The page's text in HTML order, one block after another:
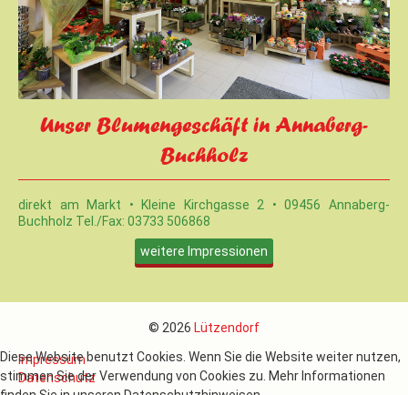
Unser Blumengeschäft in Annaberg-
Buchholz
direkt am Markt • Kleine Kirchgasse 2 • 09456 Annaberg-
Buchholz Tel./Fax: 03733 506868
weitere Impressionen
© 2026 Lützendorf
Impressum
Datenschutz
Diese Website benutzt Cookies. Wenn Sie die Website weiter nutzen,
stimmen Sie der Verwendung von Cookies zu. Mehr Informationen